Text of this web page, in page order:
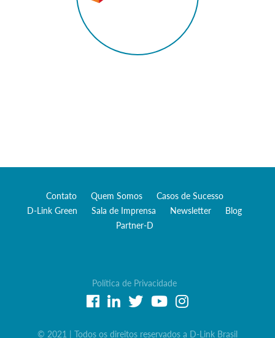
Contato Quem Somos
Casos de Sucesso
D-Link Green
Sala de Imprensa Newsletter
Blog
Partner-D
Política de Privacidade
© 2021 | Todos os direitos reservados a D-Link Brasil